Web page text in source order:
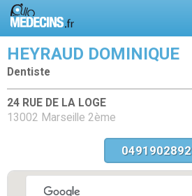
HEYRAUD DOMINIQUE
Dentiste
24 RUE DE LA LOGE
13002 Marseille 2ème
0491902892